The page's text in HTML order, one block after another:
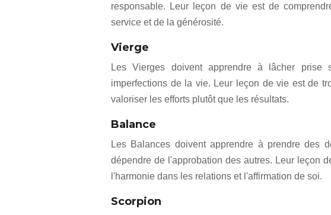
responsable. Leur leçon de vie est de
service et de la générosité.
Vierge
Les Vierges doivent apprendre à lâcher
imperfections de la vie. Leur leçon de vie est de
valoriser les efforts plutôt que les résultats.
Balance
Les Balances doivent apprendre à prendre des
dépendre de l'approbation des autres. Leur leçon
l'harmonie dans les relations et l'affirmation de soi.
Scorpion